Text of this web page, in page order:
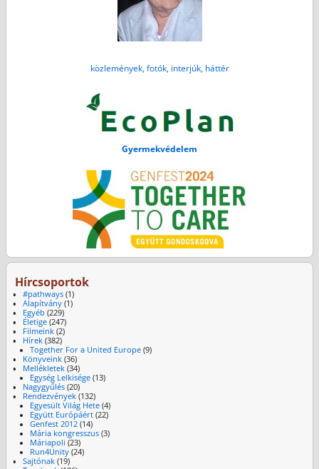
közlemények, fotók, interjúk, háttér
Gyermekvédelem
Hírcsoportok
#pathways(1)
Alapítvány(1)
Egyéb (229)
Életige(247)
Filmeink(2)
Hírek(382)
Together For a United Europe (9)
Könyveink(36)
Mellékletek(34)
Egység Lelkisége (13)
Nagygyűlés(20)
Rendezvények(132)
Egyesült Világ Hete (4)
Együtt Európáért (22)
Genfest 2012 (14)
Mária kongresszus (3)
Máriapoli (23)
Run4Unity (24)
Sajtónak(19)